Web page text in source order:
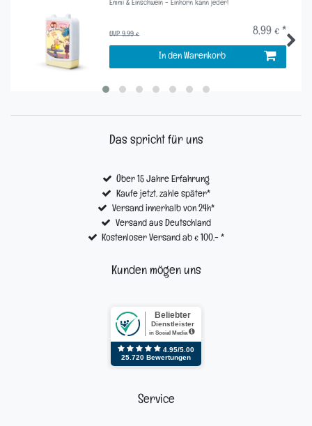
Emmi & Einschwein - Einhorn kann jeder!
UVP 9,99 € 8,99 € *
In den Warenkorb
Das spricht für uns
Über 15 Jahre Erfahrung
Kaufe jetzt, zahle später*
Versand innerhalb von 24h*
Versand aus Deutschland
Kostenloser Versand ab € 100,- *
Kunden mögen uns
Service